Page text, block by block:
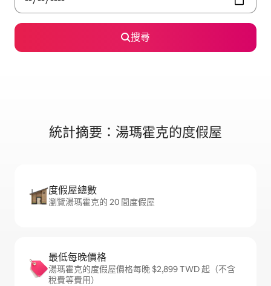
搜尋
統計摘要：湯瑪霍克的度假屋
度假屋總數
瀏覽湯瑪霍克的 20 間度假屋
最低每晚價格
湯瑪霍克的度假屋價格每晚 $2,899 TWD 起（不含
稅費等費用）